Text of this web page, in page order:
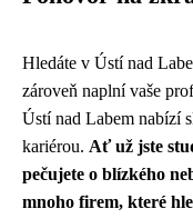
Hledáte v Ústí nad
zároveň naplní vaše
Ústí nad Labem nabízí
kariérou. Ať už jste
pečujete o blízkého
mnoho firem, které